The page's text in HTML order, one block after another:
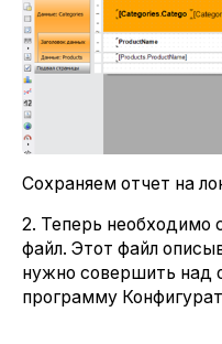
Сохраняем отчет на
2. Теперь необходимо
файл. Этот файл
нужно совершить над
программу